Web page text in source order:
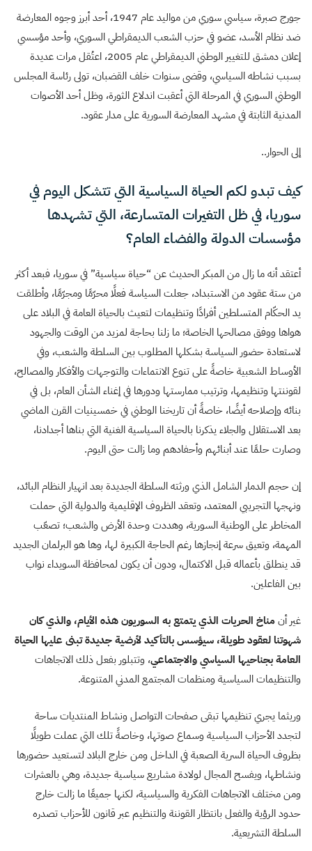
جورج صبرة، سياسي سوري من مواليد عام 1947، أحد أبرز وجوه المعارضة
ضد نظام الأسد، عضو في حزب الشعب الديمقراطي السوري، وأحد مؤسسي
إعلان دمشق للتغيير الوطني الديمقراطي عام 2005، اعتُقل مرات عديدة
بسبب نشاطه السياسي، وقضى سنوات خلف القضبان، تولى رئاسة المجلس
الوطني السوري في المرحلة التي أعقبت اندلاع الثورة، وظل أحد الأصوات
المدنية الثابتة في مشهد المعارضة السورية على مدار عقود.
إلى الحوار..
كيف تبدو لكم الحياة السياسية التي تتشكل اليوم في
سوريا، في ظل التغيرات المتسارعة، التي تشهدها
مؤسسات الدولة والفضاء العام؟
أعتقد أنه ما زال من المبكر الحديث عن “حياة سياسية” في سوريا، فبعد أكثر
من ستة عقود من الاستبداد، جعلت السياسة فعلًا محرّمًا ومجرّمًا، وأطلقت
يد الحكّام المتسلطين أفرادًا وتنظيمات لتعيث بالحياة العامة في البلاد على
هواها ووفق مصالحها الخاصة؛ ما زلنا بحاجة لمزيد من الوقت والجهود
لاستعادة حضور السياسة بشكلها المطلوب بين السلطة والشعب، وفي
الأوساط الشعبية خاصةً على تنوع الانتماءات والتوجهات والأفكار والمصالح،
لقوننتها وتنظيمها، وترتيب ممارستها ودورها في إغناء الشأن العام، بل في
بنائه وإصلاحه أيضًا، خاصةً أن تاريخنا الوطني في خمسينيات القرن الماضي
بعد الاستقلال والجلاء يذكرنا بالحياة السياسية الغنية التي بناها أجدادنا،
وصارت حلمًا عند أبنائهم وأحفادهم وما زالت حتى اليوم.
إن حجم الدمار الشامل الذي ورثته السلطة الجديدة بعد انهيار النظام البائد،
ونهجها التجريبي المعتمد، وتعقد الظروف الإقليمية والدولية التي حملت
المخاطر على الوطنية السورية، وهددت وحدة الأرض والشعب؛ تصعّب
المهمة، وتعيق سرعة إنجازها رغم الحاجة الكبيرة لها، وها هو البرلمان الجديد
قد ينطلق بأعماله قبل الاكتمال، ودون أن يكون لمحافظة السويداء نواب
بين الفاعلين.
غير أنمناخ الحريات الذي يتمتع به السوريون هذه الأيام، والذي كان
شهوتنا لعقود طويلة، سيؤسس بالتأكيد لأرضية جديدة تبنى عليها الحياة
العامة بجناحيها السياسي والاجتماعي، وتتبلور بفعل ذلك الاتجاهات
والتنظيمات السياسية ومنظمات المجتمع المدني المتنوعة.
وريثما يجري تنظيمها تبقى صفحات التواصل ونشاط المنتديات ساحة
لتجدد الأحزاب السياسية وسماع صوتها، وخاصةً تلك التي عملت طويلًا
بظروف الحياة السرية الصعبة في الداخل ومن خارج البلاد لتستعيد حضورها
ونشاطها، ويفسح المجال لولادة مشاريع سياسية جديدة، وهي بالعشرات
ومن مختلف الاتجاهات الفكرية والسياسية، لكنها جميعًا ما زالت خارج
حدود الرؤية والفعل بانتظار القوننة والتنظيم عبر قانون للأحزاب تصدره
السلطة التشريعية.